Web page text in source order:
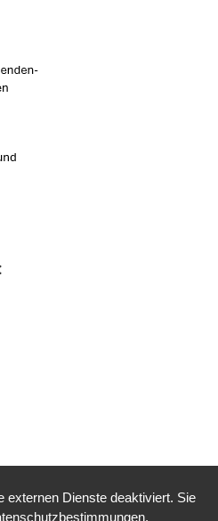
externen Dienste deaktiviert. Sie